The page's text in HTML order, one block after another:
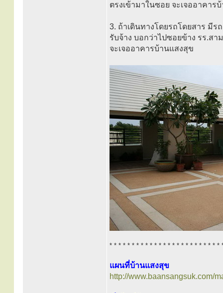
ตรงเข้ามาในซอย จะเจออาคาร
3. ถ้าเดินทางโดยรถโดยสาร มี
รับจ้าง บอกว่าไปซอยข้าง รร.ส
จะเจออาคารบ้านแสงสุข
* * * * * * * * * * * * * * * * * * * * * * * * *
แผนที่บ้านแสงสุข
http://www.baansangsuk.com/